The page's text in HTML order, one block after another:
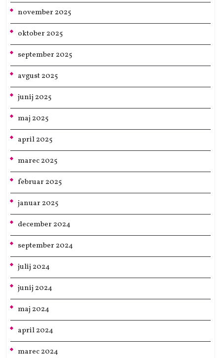
november 2025
oktober 2025
september 2025
avgust 2025
junij 2025
maj 2025
april 2025
marec 2025
februar 2025
januar 2025
december 2024
september 2024
julij 2024
junij 2024
maj 2024
april 2024
marec 2024